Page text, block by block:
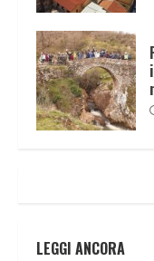
LEGGI ANCORA